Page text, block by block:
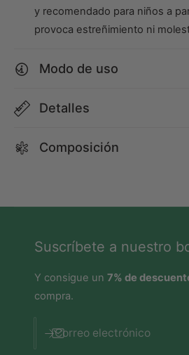
y recomendado para niños a
provoca estreñimiento ni
Modo de uso
Detalles
Composición
Suscríbete a nuestro
Y consigue un7% de
compra.
Correo electrónico